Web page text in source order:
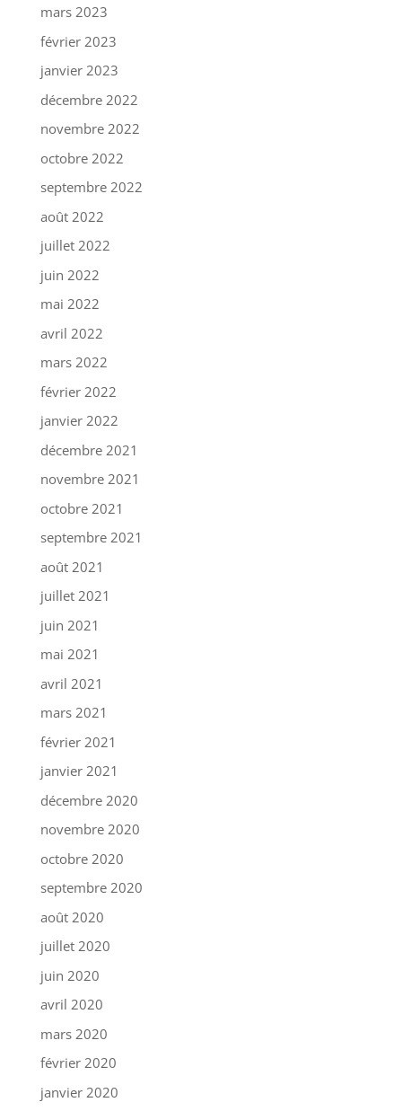
mars 2023
février 2023
janvier 2023
décembre 2022
novembre 2022
octobre 2022
septembre 2022
août 2022
juillet 2022
juin 2022
mai 2022
avril 2022
mars 2022
février 2022
janvier 2022
décembre 2021
novembre 2021
octobre 2021
septembre 2021
août 2021
juillet 2021
juin 2021
mai 2021
avril 2021
mars 2021
février 2021
janvier 2021
décembre 2020
novembre 2020
octobre 2020
septembre 2020
août 2020
juillet 2020
juin 2020
avril 2020
mars 2020
février 2020
janvier 2020